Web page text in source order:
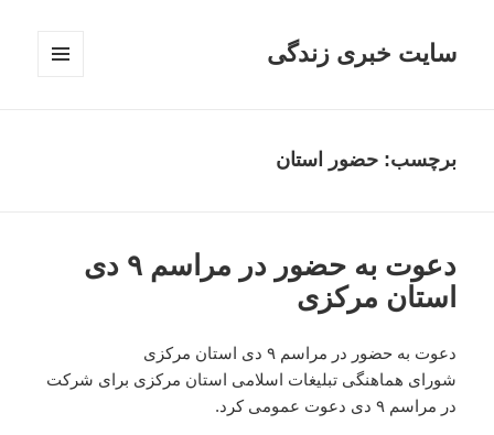
سایت خبری زندگی
برچسب: حضور استان
دعوت به حضور در مراسم ۹ دی
استان مرکزی
دعوت به حضور در مراسم ۹ دی استان مرکزی
شورای هماهنگی تبلیغات اسلامی استان مرکزی برای شرکت
در مراسم ۹ دی دعوت عمومی کرد.